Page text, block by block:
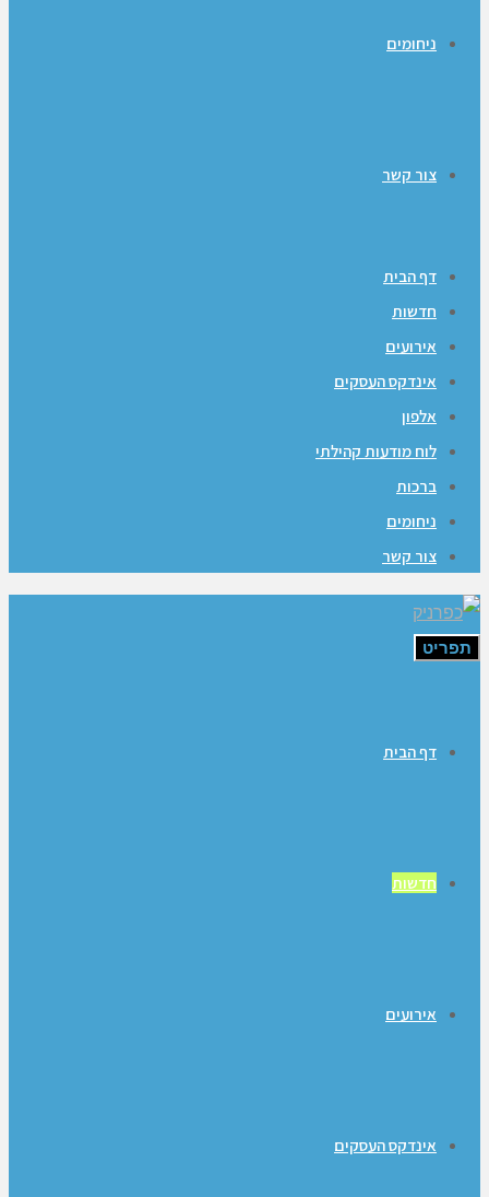
ניחומים
צור קשר
דף הבית
חדשות
אירועים
אינדקס העסקים
אלפון
לוח מודעות קהילתי
ברכות
ניחומים
צור קשר
תפריט
דף הבית
חדשות
אירועים
אינדקס העסקים